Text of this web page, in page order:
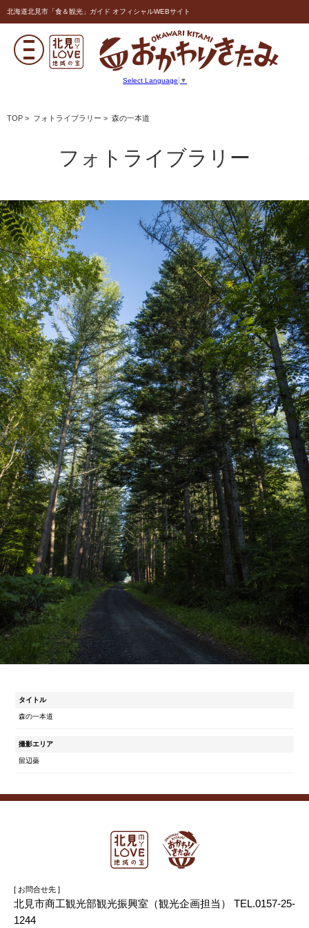
北海道北見市「食＆観光」ガイド オフィシャルWEBサイト
Select Language ▼
TOP > フォトライブラリー > 森の一本道
フォトライブラリー
タイトル
森の一本道
撮影エリア
留辺蘂
[ お問合せ先 ]
北見市商工観光部観光振興室（観光企画担当） TEL.0157-25-
1244